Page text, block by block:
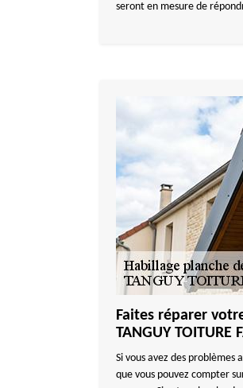
seront en mesure de
Faites réparer
TANGUY TOITURE
Si vous avez des problèmes
que vous pouvez compter